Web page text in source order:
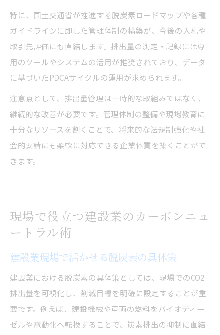
特に、国土交通省が推進する脱炭素ロードマップや各種
ガイドラインに即した管理体制の構築が、今後の入札や
取引先評価にも直結します。排出量の測定・記録には専
用のツールやシステムの活用が推奨されており、データ
に基づいたPDCAサイクルの運用が求められます。
注意点として、排出量管理は一時的な取組みではなく、
継続的な改善が必要です。管理体制の整備や現場教育に
十分なリソースを割くことで、将来的な法規制強化や社
会的要請にも柔軟に対応できる企業体質を築くことがで
きます。
現場で役立つ建設業のカーボンニュ
ートラル術
建設業現場で活かせる脱炭素の具体策
建設業における脱炭素の具体策としては、現場でのCO2
排出量を可視化し、削減目標を明確に設定することが重
要です。例えば、建設機械や車両の燃料をバイオディー
ゼルや電動化へ転換することで、炭素排出の抑制に直結